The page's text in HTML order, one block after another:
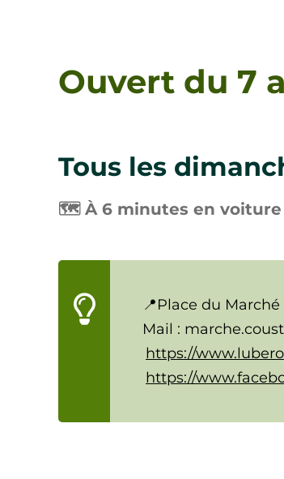
Ouvert du 7
Tous les
🗺️ À 6 minutes en voiture
📍Place du
Mail :
https://
https://